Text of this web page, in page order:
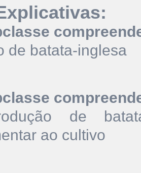
de batata-inglesa
de
ao cultivo